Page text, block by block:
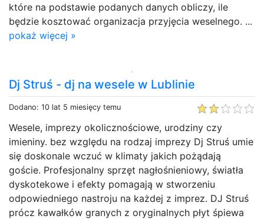
które na podstawie podanych danych obliczy, ile
będzie kosztować organizacja przyjęcia weselnego. ...
pokaż więcej »
Dj Struś - dj na wesele w Lublinie
Dodano: 10 lat 5 miesięcy temu
Wesele, imprezy okolicznościowe, urodziny czy
imieniny. bez względu na rodzaj imprezy Dj Struś umie
się doskonale wczuć w klimaty jakich pożądają
goście. Profesjonalny sprzęt nagłośnieniowy, światła
dyskotekowe i efekty pomagają w stworzeniu
odpowiedniego nastroju na każdej z imprez. DJ Struś
prócz kawałków granych z oryginalnych płyt śpiewa